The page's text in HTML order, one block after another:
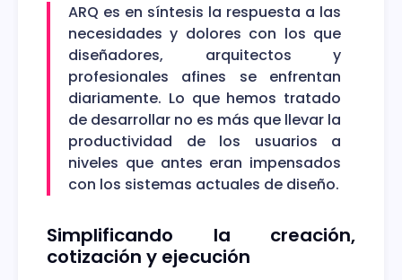
ARQ es en síntesis la respuesta a las
necesidades y dolores con los que
diseñadores, arquitectos y
profesionales afines se enfrentan
diariamente. Lo que hemos tratado
de desarrollar no es más que llevar la
productividad de los usuarios a
niveles que antes eran impensados
con los sistemas actuales de diseño.
Simplificando la creación,
cotización y ejecución